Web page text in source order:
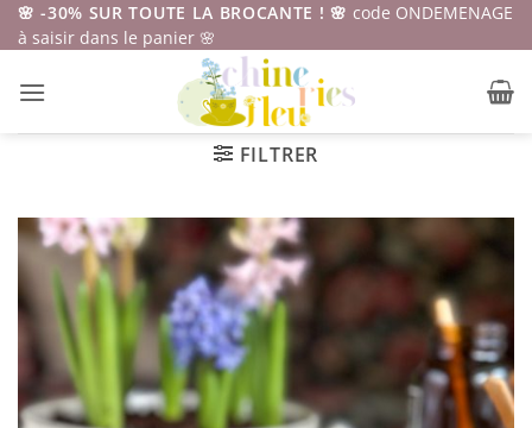
Passer
au
🌸 -30% SUR TOUTE LA BROCANTE ! 🌸 code ONDEMENAGE
à saisir dans le panier 🌸
FILTRER